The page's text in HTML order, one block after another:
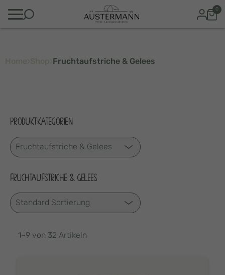
0
Fruchtaufstriche & Gelees
PRODUKTKATEGORIEN
FRUCHTAUFSTRICHE & GELEES
1–9 von 32 Artikeln